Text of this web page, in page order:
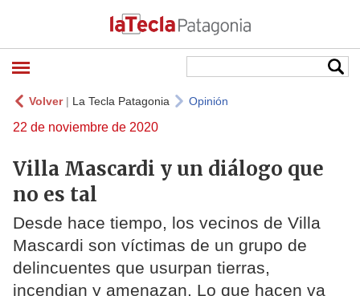
Volver| La Tecla Patagonia Opinión
22 de noviembre de 2020
Villa Mascardi y un diálogo que
no es tal
Desde hace tiempo, los vecinos de Villa
Mascardi son víctimas de un grupo de
delincuentes que usurpan tierras,
incendian y amenazan. Lo que hacen va